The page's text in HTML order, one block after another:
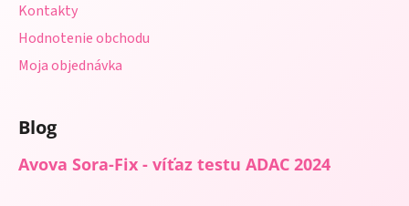
Kontakty
Hodnotenie obchodu
Moja objednávka
Blog
Avova Sora-Fix - víťaz testu ADAC 2024